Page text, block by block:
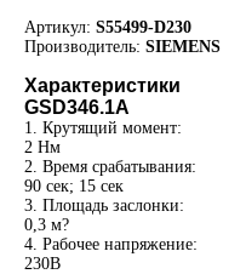
Артикул: S55499-D230
Производитель: SIEMENS
Характеристики
GSD346.1A
1. Крутящий момент:
2 Нм
2. Время срабатывания:
90 сек; 15 сек
3. Площадь заслонки:
0,3 м?
4. Рабочее напряжение:
230В